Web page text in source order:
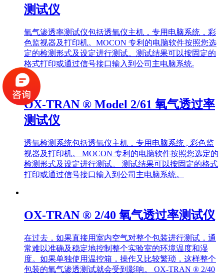
测试仪
氧气渗透率测试仪包括透氧仪主机，专用电脑系统，彩
色监视器及打印机。MOCON 专利的电脑软件按照您选
定的检测形式及设定进行测试。测试结果可以按固定的
格式打印或通过信号接口输入到公司主电脑系统.
OX-TRAN ® Model 2/61 氧气透过率
测试仪
透氧检测系统包括透氧仪主机，专用电脑系统 , 彩色监
视器及打印机。 MOCON 专利的电脑软件按照您选定的
检测形式及设定进行测试。 测试结果可以按固定的格式
打印或通过信号接口输入到公司主电脑系统。
OX-TRAN ® 2/40 氧气透过率测试仪
在过去，如果直接用室内空气对整个包装进行测试，通
常难以准确及稳定地控制整个实验室的环境温度和湿
度。如果单独使用温控箱，操作又比较繁琐，这样整个
包装的氧气渗透测试就会受到影响。 OX-TRAN ® 2/40